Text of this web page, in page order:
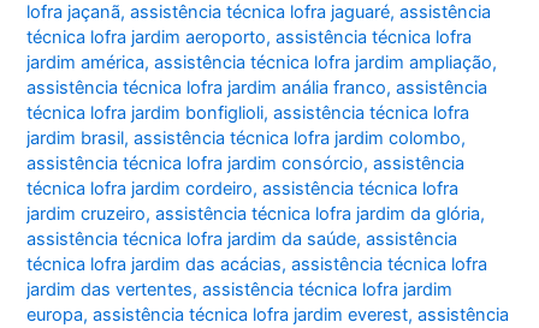
lofra jaçanã,assistência técnica lofra jaguaré,assistência
técnica lofra jardim aeroporto,assistência técnica lofra
jardim américa,assistência técnica lofra jardim ampliação,
assistência técnica lofra jardim anália franco,assistência
técnica lofra jardim bonfiglioli,assistência técnica lofra
jardim brasil,assistência técnica lofra jardim colombo,
assistência técnica lofra jardim consórcio,assistência
técnica lofra jardim cordeiro,assistência técnica lofra
jardim cruzeiro,assistência técnica lofra jardim da glória,
assistência técnica lofra jardim da saúde,assistência
técnica lofra jardim das acácias,assistência técnica lofra
jardim das vertentes,assistência técnica lofra jardim
europa,assistência técnica lofra jardim everest,assistência